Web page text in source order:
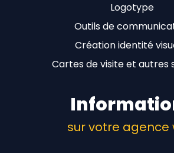
Logotype
Outils de
Création identité
Cartes de visite et autres
sur votre agence